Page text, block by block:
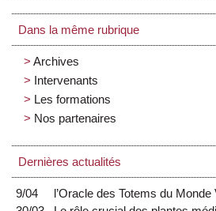
Dans la même rubrique
Archives
Intervenants
Les formations
Nos partenaires
Dernières actualités
9/04 l’Oracle des Totems du Monde